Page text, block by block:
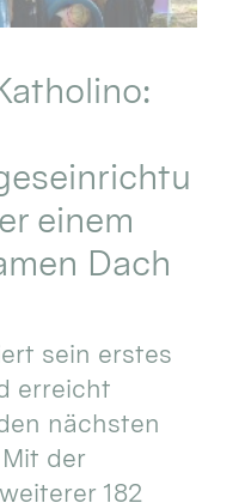
einem
Dach
sein erstes
erreicht
nächsten
der
182